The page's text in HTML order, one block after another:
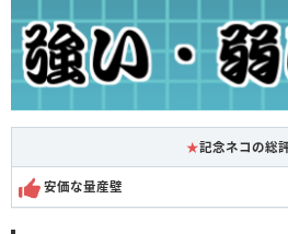
★記念ネコの総
安価な量産壁